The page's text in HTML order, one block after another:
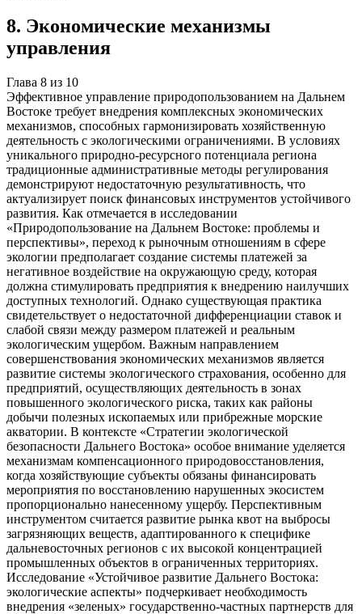
8. Экономические механизмы
управления
Глава 8 из 10
Эффективное управление природопользованием на Дальнем
Востоке требует внедрения комплексных экономических
механизмов, способных гармонизировать хозяйственную
деятельность с экологическими ограничениями. В условиях
уникального природно-ресурсного потенциала региона
традиционные административные методы регулирования
демонстрируют недостаточную результативность, что
актуализирует поиск финансовых инструментов устойчивого
развития. Как отмечается в исследовании
«Природопользование на Дальнем Востоке: проблемы и
перспективы», переход к рыночным отношениям в сфере
экологии предполагает создание системы платежей за
негативное воздействие на окружающую среду, которая
должна стимулировать предприятия к внедрению наилучших
доступных технологий. Однако существующая практика
свидетельствует о недостаточной дифференциации ставок и
слабой связи между размером платежей и реальным
экологическим ущербом. Важным направлением
совершенствования экономических механизмов является
развитие системы экологического страхования, особенно для
предприятий, осуществляющих деятельность в зонах
повышенного экологического риска, таких как районы
добычи полезных ископаемых или прибрежные морские
акватории. В контексте «Стратегии экологической
безопасности Дальнего Востока» особое внимание уделяется
механизмам компенсационного природовосстановления,
когда хозяйствующие субъекты обязаны финансировать
мероприятия по восстановлению нарушенных экосистем
пропорционально нанесенному ущербу. Перспективным
инструментом считается развитие рынка квот на выбросы
загрязняющих веществ, адаптированного к специфике
дальневосточных регионов с их высокой концентрацией
промышленных объектов в ограниченных территориях.
Исследование «Устойчивое развитие Дальнего Востока:
экологические аспекты» подчеркивает необходимость
внедрения «зеленых» государственно-частных партнерств для